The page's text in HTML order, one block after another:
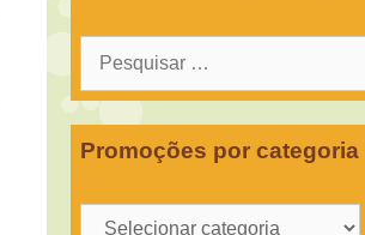
Pesquisar
Promoções por categoria
Promoções